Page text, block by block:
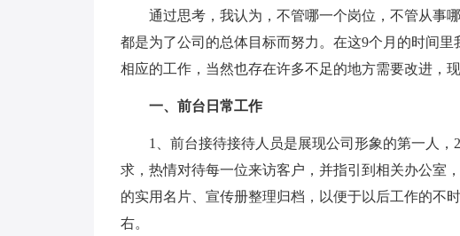
通过思考，我认为，不管哪一个岗位，不管从事哪
都是为了公司的总体目标而努力。在这9个月的时间
相应的工作，当然也存在许多不足的地方需要改进，
一、前台日常工作
1、前台接待接待人员是展现公司形象的第一人，
求，热情对待每一位来访客户，并指引到相关办公室
的实用名片、宣传册整理归档，以便于以后工作的不
右。